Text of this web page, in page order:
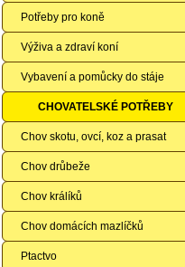
Potřeby pro koně
Výživa a zdraví koní
Vybavení a pomůcky do stáje
CHOVATELSKÉ POTŘEBY
Chov skotu, ovcí, koz a prasat
Chov drůbeže
Chov králíků
Chov domácích mazlíčků
Ptactvo